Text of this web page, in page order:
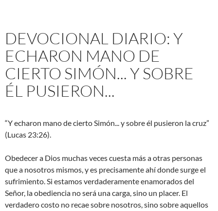
DEVOCIONAL DIARIO: Y
ECHARON MANO DE
CIERTO SIMÓN... Y SOBRE
ÉL PUSIERON...
“Y echaron mano de cierto Simón... y sobre él pusieron la cruz”
(Lucas 23:26).
Obedecer a Dios muchas veces cuesta más a otras personas
que a nosotros mismos, y es precisamente ahí donde surge el
sufrimiento. Si estamos verdaderamente enamorados del
Señor, la obediencia no será una carga, sino un placer. El
verdadero costo no recae sobre nosotros, sino sobre aquellos